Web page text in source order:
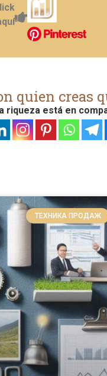
quien creas
riqueza está en
ТЕХНИКА ПРОДАЖ